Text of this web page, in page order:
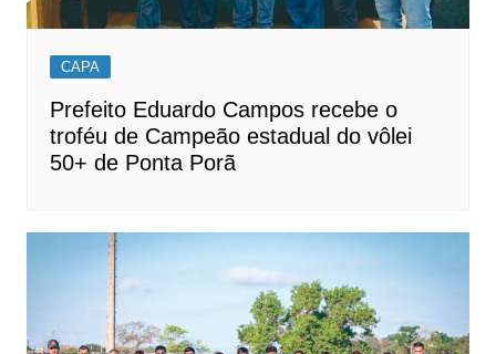
CAPA
Prefeito Eduardo Campos recebe o
troféu de Campeão estadual do vôlei
50+ de Ponta Porã